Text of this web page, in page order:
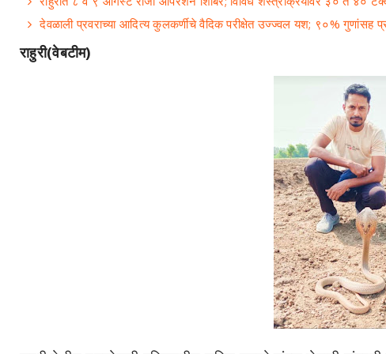
देवळाली प्रवराच्या आदित्य कुलकर्णीचे वैदिक परीक्षेत उज्ज्वल यश; ९०% गुणांसह
राहुरी(वेबटीम)